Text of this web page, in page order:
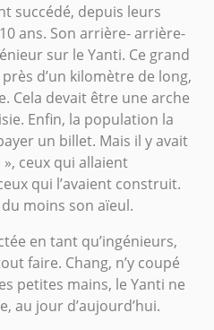
succédé, depuis leurs
ans. Son arrière- arrière-
sur le Yanti. Ce grand
d’un kilomètre de long,
Cela devait être une arche
Enfin, la population la
un billet. Mais il y avait
ceux qui allaient
qui l’avaient construit.
du moins son aïeul.
en tant qu’ingénieurs,
faire. Chang, n’y coupé
petites mains, le Yanti ne
au jour d’aujourd’hui.